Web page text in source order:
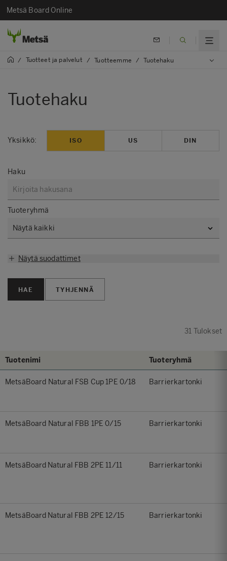
Metsä Board Online
/ Tuotteet ja palvelut / Tuotteemme / Tuotehaku
Tuotehaku
Yksikkö: ISO US DIN
Haku
Tuoteryhmä
Näytä suodattimet
HAE TYHJENNÄ
31 Tulokset
Tuotenimi Tuoteryhmä
MetsäBoard Natural FSB Cup 1PE 0/18 Barrierkartonki
MetsäBoard Natural FBB 1PE 0/15 Barrierkartonki
MetsäBoard Natural FBB 2PE 11/11 Barrierkartonki
MetsäBoard Natural FBB 2PE 12/15 Barrierkartonki